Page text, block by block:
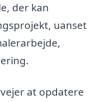
der kan
uanset
at opdatere